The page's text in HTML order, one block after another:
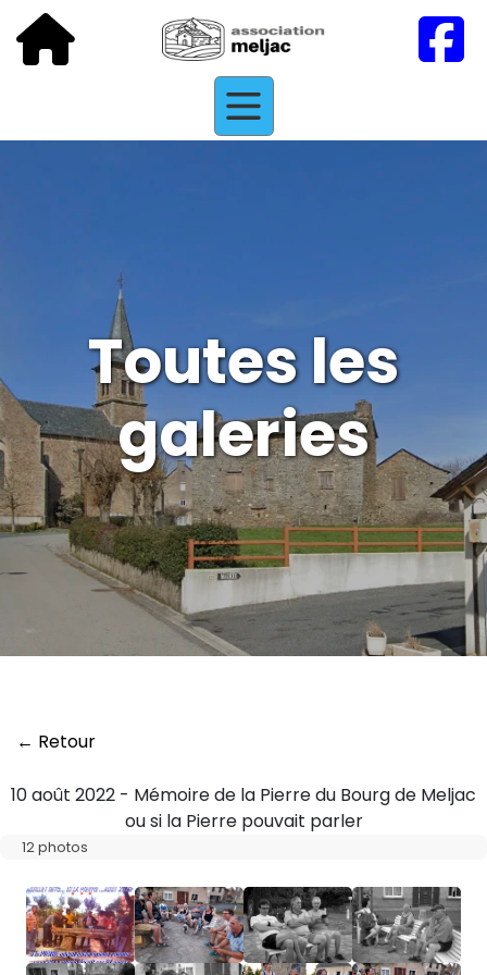
Toutes les
galeries
← Retour
10 août 2022 - Mémoire de la Pierre du Bourg de Meljac
ou si la Pierre pouvait parler
12 photos